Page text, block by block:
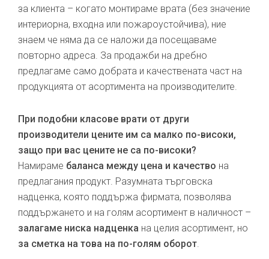
за клиента – когато монтираме врата (без значение
интериорна, входна или пожароустойчива), ние
знаем че няма да се наложи да посещаваме
повторно адреса. За продажби на дребно
предлагаме само добрата и качествената част на
продукцията от асортимента на производителите.
При подобни класове врати от други
производители цените им са малко по-високи,
защо при вас цените не са по-високи?
Намираме баланса между цена и качество на
предлагания продукт. Разумната търговска
надценка, която поддържа фирмата, позволява
поддържането и на голям асортимент в наличност –
залагаме ниска надценка на целия асортимент, но
за сметка на това на по-голям оборот.